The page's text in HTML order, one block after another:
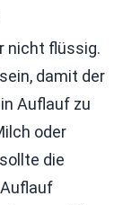
nicht flüssig.
damit der
Auflauf zu
oder
die